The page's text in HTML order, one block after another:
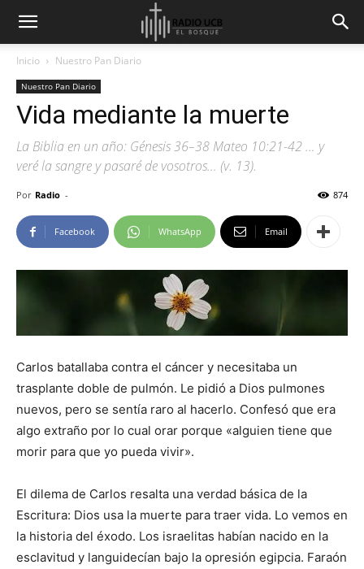
Inicio Nuestro Pan Diario
Nuestro Pan Diario
Vida mediante la muerte
La Biblia en un año: Génesis 36–38 Mateo 10:21-42 … y
veré la sangre y pasaré de vosotros… (v. 13).
Por Radio - 874
Facebook WhatsApp Email
Carlos batallaba contra el cáncer y necesitaba un
trasplante doble de pulmón. Le pidió a Dios pulmones
nuevos, pero se sentía raro al hacerlo. Confesó que era
algo extraño por lo cual orar porque «alguien tiene que
morir para que yo pueda vivir».
El dilema de Carlos resalta una verdad básica de la
Escritura: Dios usa la muerte para traer vida. Lo vemos en
la historia del éxodo. Los israelitas habían nacido en la
esclavitud y languidecían bajo la opresión egipcia. Faraón